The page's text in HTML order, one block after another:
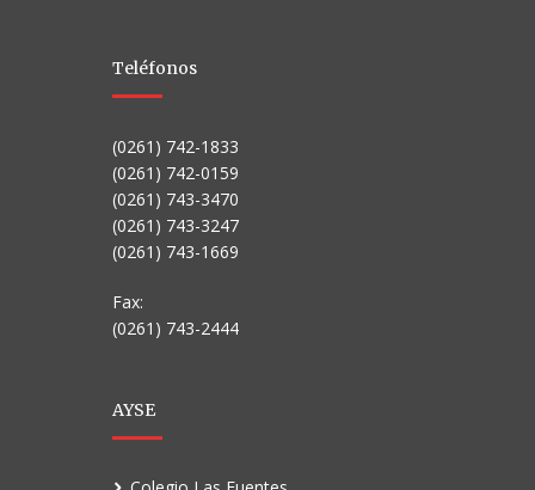
Teléfonos
(0261) 742-1833
(0261) 742-0159
(0261) 743-3470
(0261) 743-3247
(0261) 743-1669
Fax:
(0261) 743-2444
AYSE